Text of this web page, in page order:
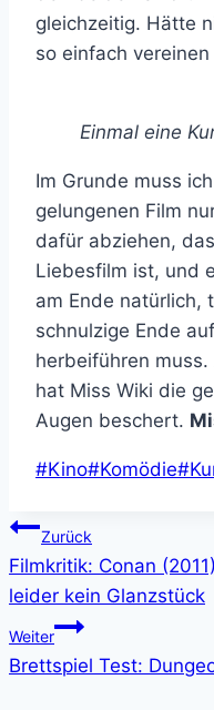
gleichzeitig. Hätte
so einfach
Einmal eine
Im Grunde muss
gelungenen Film
dafür abziehen,
Liebesfilm ist, und
am Ende natürlich,
schnulzige Ende
herbeiführen
hat Miss Wiki die
Augen beschert.
Schlagworte:
#Kino#Komödie#
Zurück
Filmkritik: Conan
leider kein Glanzstück
Weiter
Brettspiel Test: